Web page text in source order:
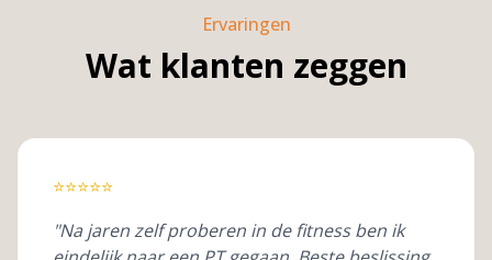
Ervaringen
Wat klanten zeggen
⭐⭐⭐⭐⭐
"Na jaren zelf proberen in de fitness ben ik